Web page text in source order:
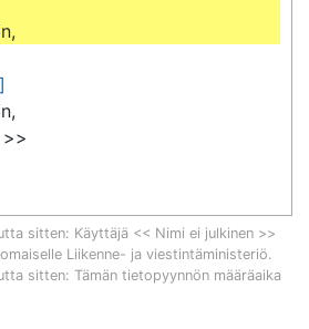
sitten: Käyttäjä << Nimi ei julkinen >>
Liikenne- ja viestintäministeriö.
sitten: Tämän tietopyynnön määräaika